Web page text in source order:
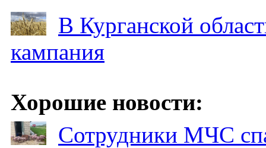
В Курганской
кампания
Хорошие новости:
Сотрудники МЧС